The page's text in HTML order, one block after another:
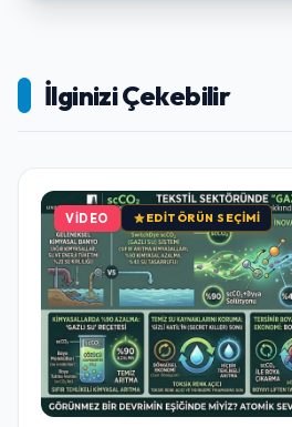
İlginizi Çekebilir
VIDEO EDITÖRÜN SEÇIMI